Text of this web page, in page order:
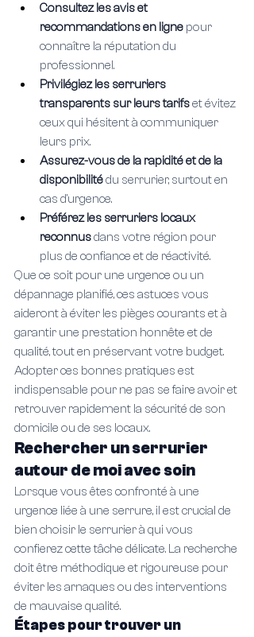
Consultez les avis et
recommandations en ligne pour
connaître la réputation du
professionnel.
Privilégiez les serruriers
transparents sur leurs tarifs et évitez
ceux qui hésitent à communiquer
leurs prix.
Assurez-vous de la rapidité et de la
disponibilité du serrurier, surtout en
cas d'urgence.
Préférez les serruriers locaux
reconnus dans votre région pour
plus de confiance et de réactivité.
Que ce soit pour une urgence ou un
dépannage planifié, ces astuces vous
aideront à éviter les pièges courants et à
garantir une prestation honnête et de
qualité, tout en préservant votre budget.
Adopter ces bonnes pratiques est
indispensable pour ne pas se faire avoir et
retrouver rapidement la sécurité de son
domicile ou de ses locaux.
Rechercher un serrurier
autour de moi avec soin
Lorsque vous êtes confronté à une
urgence liée à une serrure, il est crucial de
bien choisir le serrurier à qui vous
confierez cette tâche délicate. La recherche
doit être méthodique et rigoureuse pour
éviter les arnaques ou des interventions
de mauvaise qualité.
Étapes pour trouver un